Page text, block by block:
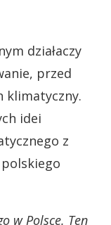
działaczy
przed
klimatyczny.
idei
z
w Polsce. Ten